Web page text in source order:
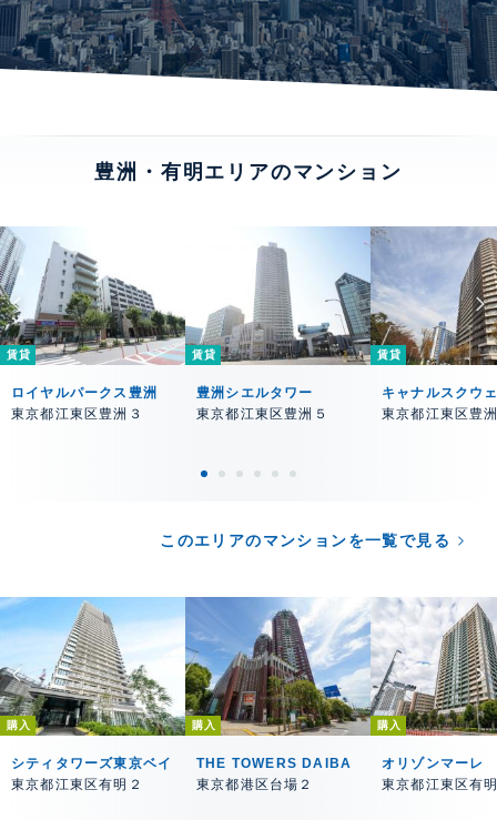
豊洲・有明エリアのマンション
賃貸
ロイヤルパークス豊洲
東京都江東区豊洲３
賃貸
豊洲シエルタワー
東京都江東区豊洲５
賃貸
キャナルスクウ
東京都江東区豊
このエリアのマンションを一覧で見る
購入
シティタワーズ東京ベイ
東京都江東区有明２
購入
THE TOWERS DAIBA
東京都港区台場２
購入
オリゾンマーレ
東京都江東区有